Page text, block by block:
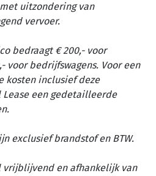
uitzondering van
vervoer.
bedraagt € 200,- voor
voor bedrijfswagens. Voor een
kosten inclusief deze
een gedetailleerde
exclusief brandstof en BTW.
vrijblijvend en afhankelijk van